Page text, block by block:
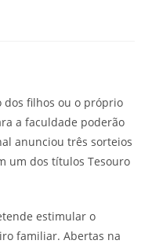
dos filhos ou o próprio
a faculdade poderão
anunciou três sorteios
um dos títulos Tesouro
estimular o
familiar. Abertas na